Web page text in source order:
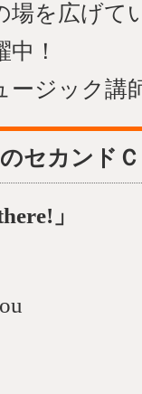
場を広げて
！
ージック講
セカンド
」